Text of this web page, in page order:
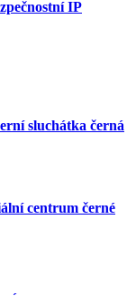
IP
sluchátka černá
centrum černé